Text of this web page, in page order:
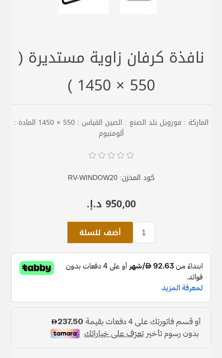
نافذة كرفان زاوية مستديرة (
550 × 1450 )
الماركة : فورويل بلد الصنع : الصين القياس : 550 × 1450 المادة :
ألومنيوم
كود المخزن: RV-WINDOW20
950٫00 د.إ.‏
أضف للسلة